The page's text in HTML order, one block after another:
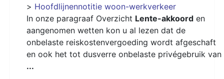
> Hoofdlijnennotitie woon-werkverkeer
In onze paragraaf Overzicht Lente-akkoord en
aangenomen wetten kon u al lezen dat de
onbelaste reiskostenvergoeding wordt afgeschaft
en ook het tot dusverre onbelaste privégebruik van
...